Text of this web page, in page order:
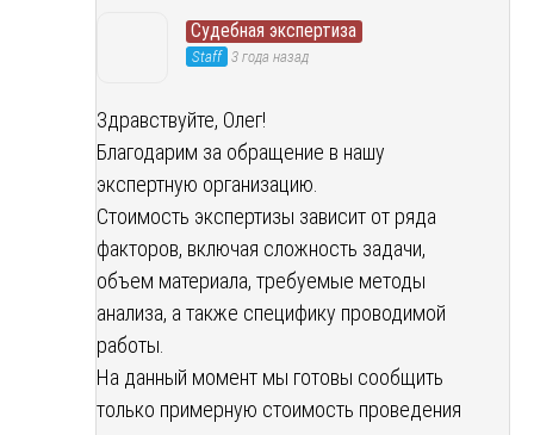
Судебная экспертиза
Staff 3 года назад
Здравствуйте, Олег!
Благодарим за обращение в нашу
экспертную организацию.
Стоимость экспертизы зависит от ряда
факторов, включая сложность задачи,
объем материала, требуемые методы
анализа, а также специфику проводимой
работы.
На данный момент мы готовы сообщить
только примерную стоимость проведения